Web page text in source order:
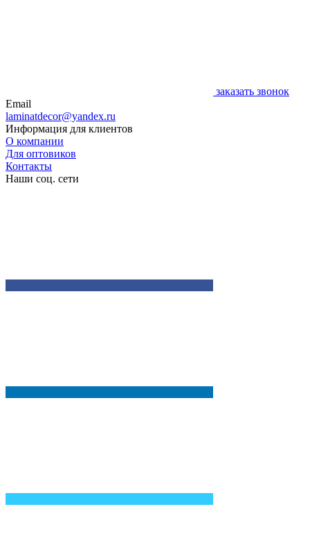
заказать звонок
Email
laminatdecor@yandex.ru
Информация для клиентов
О компании
Для оптовиков
Контакты
Наши соц. сети